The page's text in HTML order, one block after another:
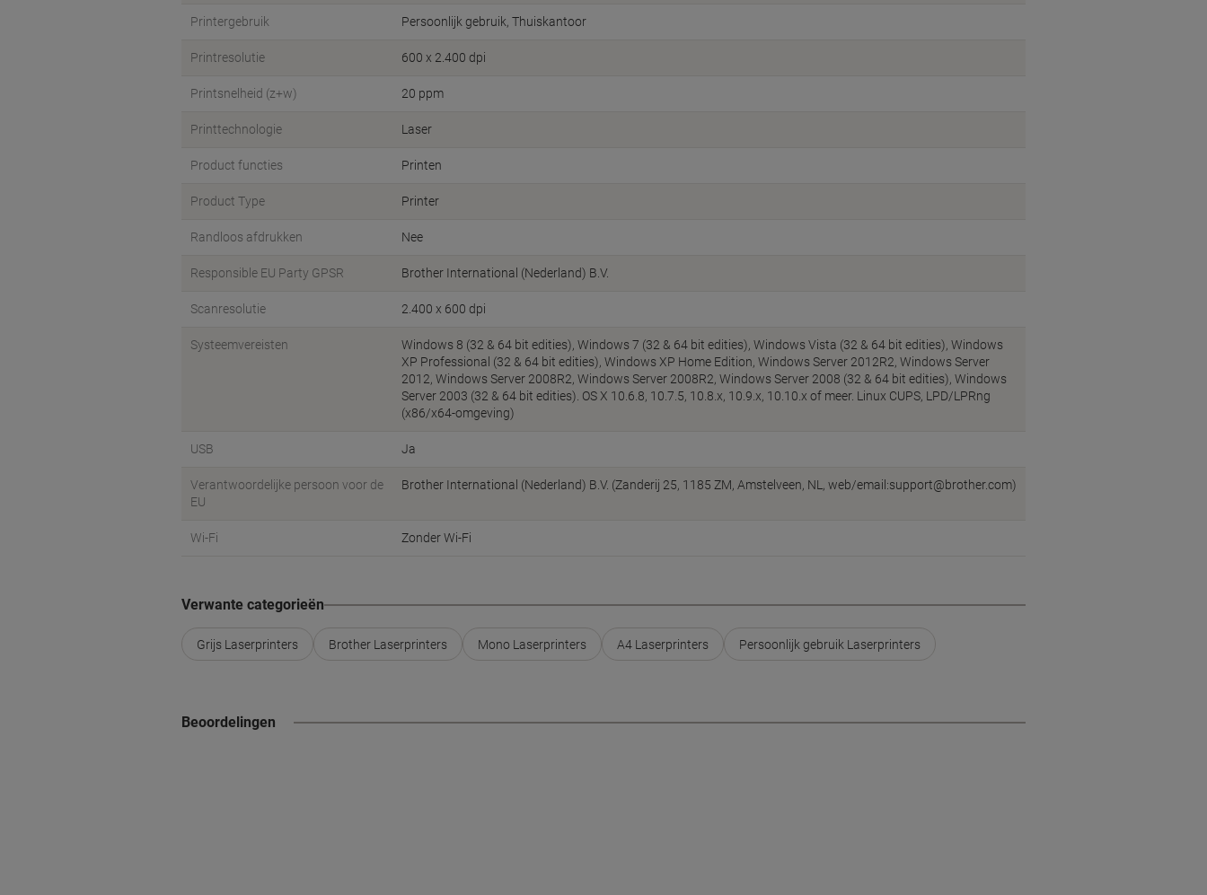
Printergebruik Persoonlijk gebruik Thuiskantoor
Printresolutie 600 x 2.400 dpi
Printsnelheid (z+w) 20 ppm
Printtechnologie Laser
Product functies Printen
Product Type Printer
Randloos afdrukken Nee
Responsible EU Party GPSR Brother International (Nederland) B.V.
Scanresolutie 2.400 x 600 dpi
Systeemvereisten
Windows 8 (32 & 64 bit edities), Windows 7 (32 & 64 bit edities), Windows Vista (32 & 64 bit edities), Windows
XP Professional (32 & 64 bit edities), Windows XP Home Edition, Windows Server 2012R2, Windows Server
2012, Windows Server 2008R2, Windows Server 2008R2, Windows Server 2008 (32 & 64 bit edities), Windows
Server 2003 (32 & 64 bit edities). OS X 10.6.8, 10.7.5, 10.8.x, 10.9.x, 10.10.x of meer. Linux CUPS, LPD/LPRng
(x86/x64-omgeving)
USB Ja
Verantwoordelijke persoon voor de
EU
Brother International (Nederland) B.V. (Zanderij 25, 1185 ZM, Amstelveen, NL, web/email:support@brother.com)
Wi-Fi Zonder Wi-Fi
Verwante categorieën
Grijs Laserprinters Brother Laserprinters Mono Laserprinters A4 Laserprinters Persoonlijk gebruik Laserprinters
Beoordelingen